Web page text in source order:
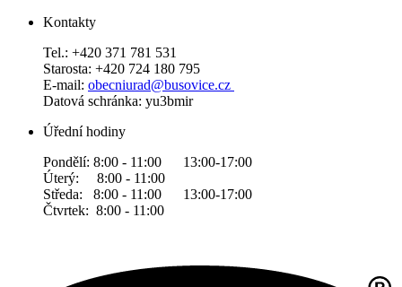
Kontakty
Tel.: +420 371 781 531
Starosta: +420 724 180 795
E-mail: obecniurad@busovice.cz
Datová schránka: yu3bmir
Úřední hodiny
Pondělí: 8:00 - 11:00 13:00-17:00
Úterý: 8:00 - 11:00
Středa: 8:00 - 11:00 13:00-17:00
Čtvrtek: 8:00 - 11:00